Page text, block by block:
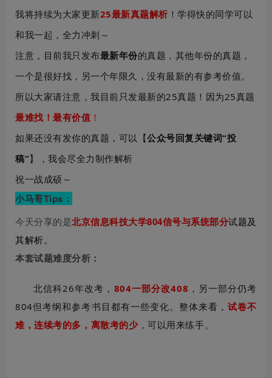
我将持续为大家更新25最新真题解析 ！学得快的同学可以
和我一起，全力冲刺～
注意，目前我只发布最新年份的真题，其他年份的真题，
一个是很好找，另一个年限久，没有最新的有参考价值。
所以大家请注意，我目前只发最新的25真题！因为25真题
最难找！最有价值 ！
如果还没有发你的真题，可以【公众号回复关键词“投
稿”】，我会尽全力制作解析
祝一战成硕～
小马哥Tips：
今天分享的是北京信息科技大学804信号与系统部分试题及
其解析。
本套试题难度分析：
北信科26年改考， 804一部分改408 ，另一部分仍考
804但考纲和参考书目都有一些变化。整体来看，试卷不
难，连续考的多，离散考的少，可以用来练手。